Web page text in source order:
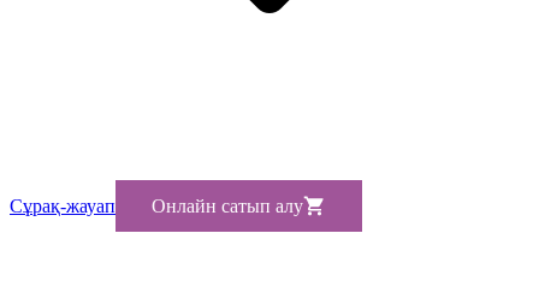
Сұрақ-жауап Онлайн сатып алу